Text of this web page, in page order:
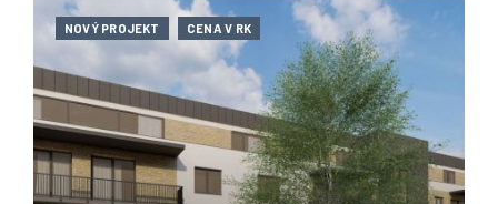
NOVÝ PROJEKT CENA V RK